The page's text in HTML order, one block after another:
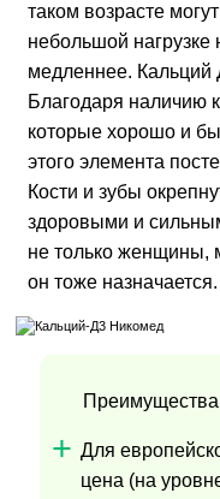
таком возрасте
небольшой нагрузке
медленнее. Кальций
Благодаря наличию
которые хорошо и
этого элемента
Кости и зубы
здоровыми и
не только женщины,
он тоже назначается.
Для
цена (на